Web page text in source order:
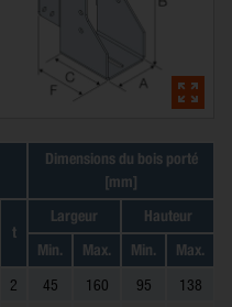
Dimensions du bois porté
[mm]
t
Largeur
Hauteur
Min.
Max. Min. Max.
2 45 160 95 138